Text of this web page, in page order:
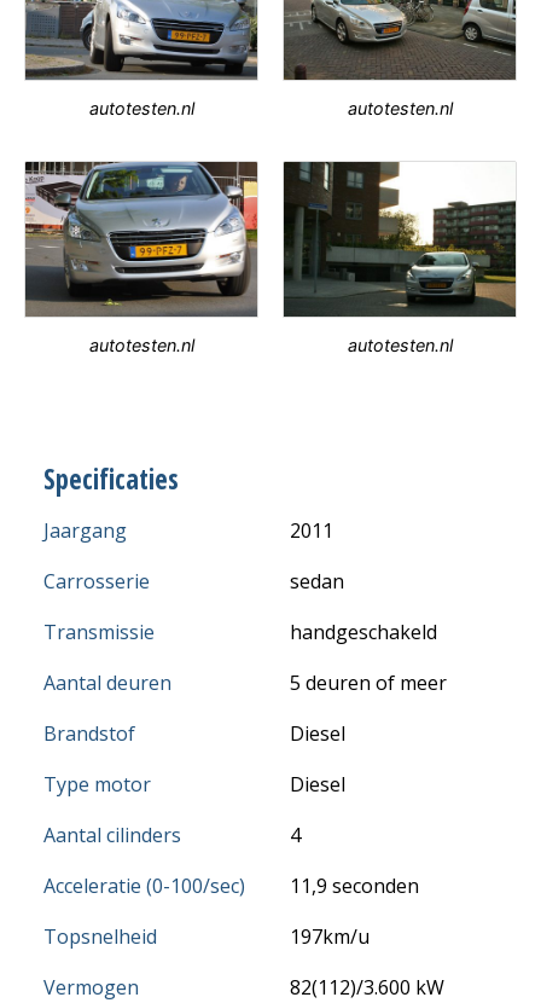
autotesten.nl autotesten.nl
autotesten.nl autotesten.nl
Specificaties
Jaargang
2011
Carrosserie
sedan
Transmissie
handgeschakeld
Aantal deuren
5 deuren of meer
Brandstof
Diesel
Type motor
Diesel
Aantal cilinders
4
Acceleratie (0-100/sec)
11,9 seconden
Topsnelheid
197km/u
Vermogen
82(112)/3.600 kW